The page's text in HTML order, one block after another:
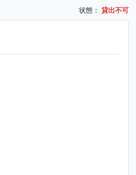
状態： 貸出不可